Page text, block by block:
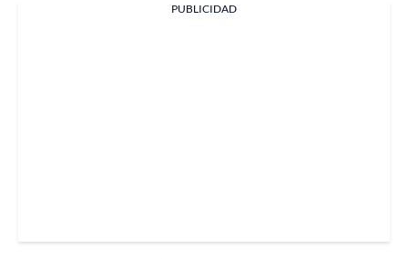
PUBLICIDAD